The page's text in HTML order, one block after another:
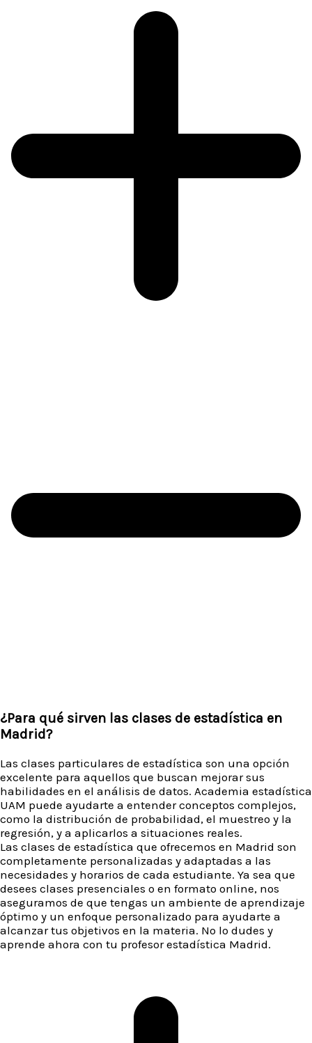
¿Para qué sirven las clases de estadística en
Madrid?
Las clases particulares de estadística son una opción
excelente para aquellos que buscan mejorar sus
habilidades en el análisis de datos. Academia estadística
UAM puede ayudarte a entender conceptos complejos,
como la distribución de probabilidad, el muestreo y la
regresión, y a aplicarlos a situaciones reales.
Las clases de estadística que ofrecemos en Madrid son
completamente personalizadas y adaptadas a las
necesidades y horarios de cada estudiante. Ya sea que
desees clases presenciales o en formato online, nos
aseguramos de que tengas un ambiente de aprendizaje
óptimo y un enfoque personalizado para ayudarte a
alcanzar tus objetivos en la materia. No lo dudes y
aprende ahora con tu profesor estadística Madrid.